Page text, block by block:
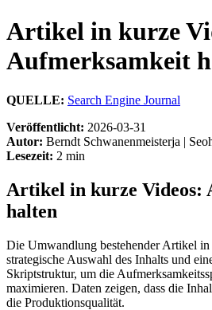
Artikel in kurze
Aufmerksamkeit
QUELLE: Search Engine Journal
Veröffentlicht: 2026-03-31
Autor: Berndt Schwanenmeisterja |
Lesezeit: 2 min
Artikel in kurze Videos:
halten
Die Umwandlung bestehender Artikel
strategische Auswahl des Inhalts und
Skriptstruktur, um die
maximieren. Daten zeigen, dass die
die Produktionsqualität.